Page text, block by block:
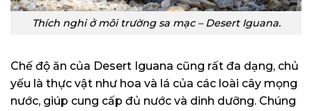
Thích nghi ở môi trường sa mạc – Desert Iguana.
Chế độ ăn của Desert Iguana cũng rất đa dạng, chủ
yếu là thực vật như hoa và lá của các loài cây mọng
nước, giúp cung cấp đủ nước và dinh dưỡng. Chúng